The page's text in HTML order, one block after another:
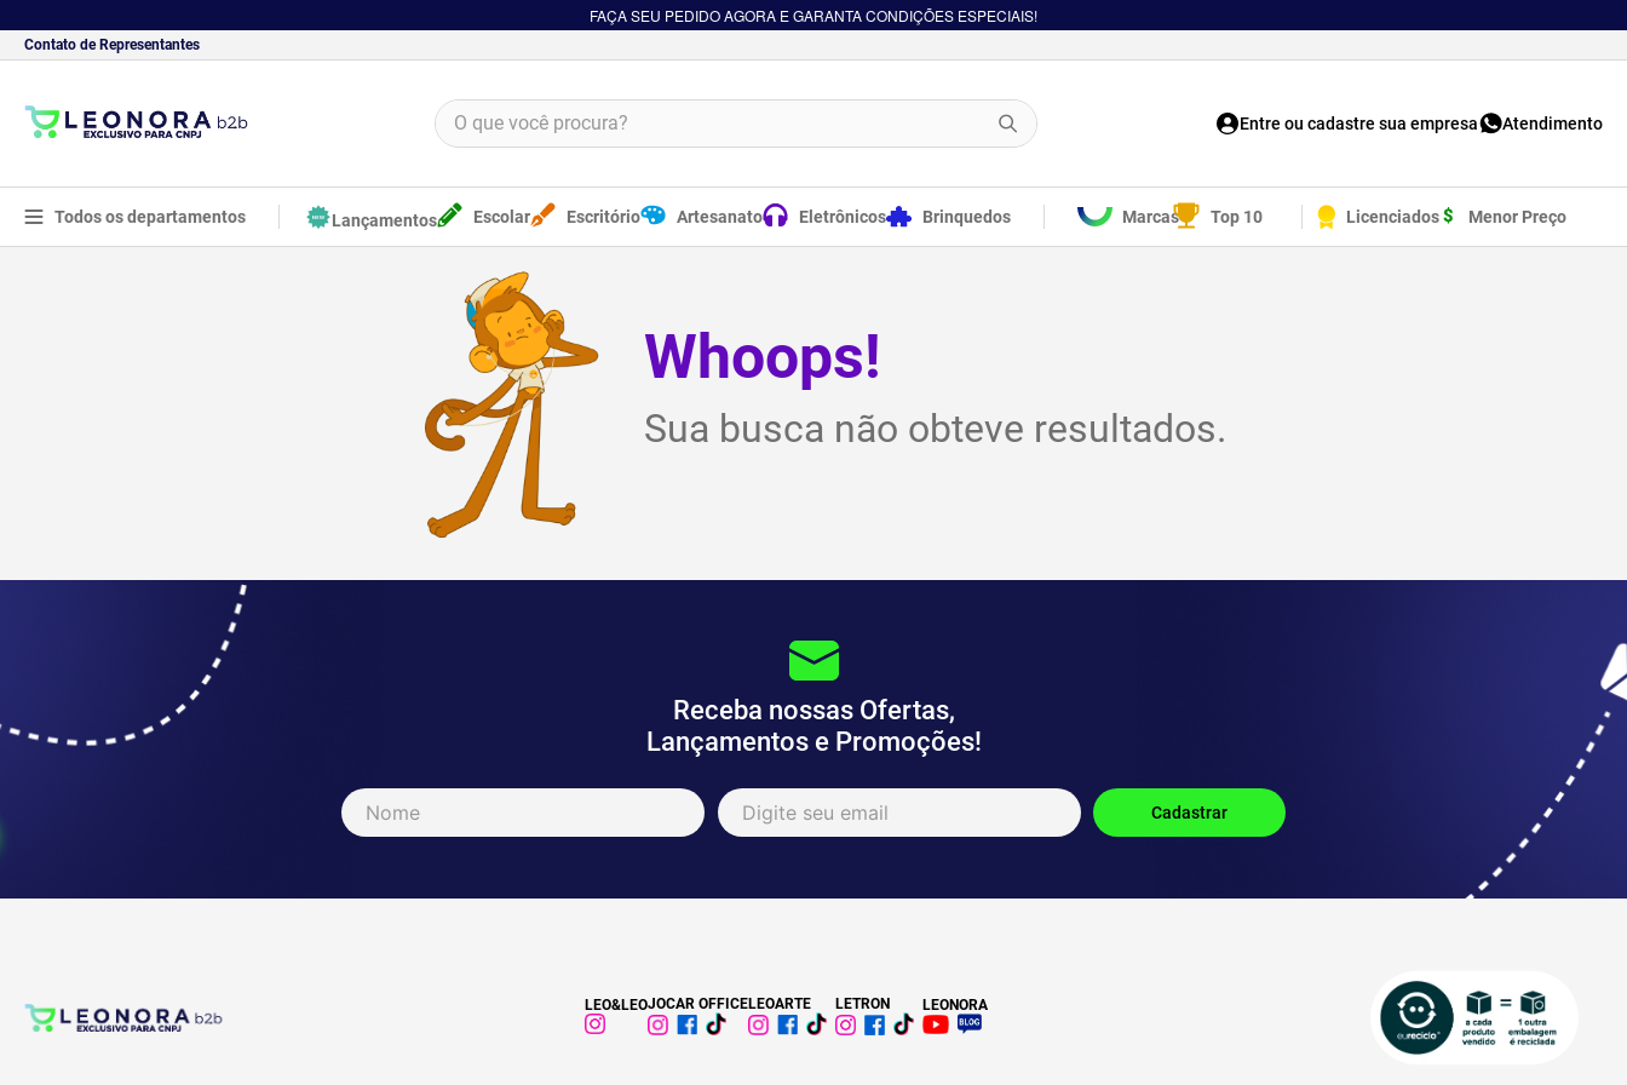
FAÇA SEU PEDIDO AGORA E GARANTA CONDIÇÕES ESPECIAIS!
Contato de Representantes
O que você procura?
Entre ou cadastre sua empresa Atendimento
Todos os departamentos Lançamentos Escolar Escritório Artesanato Eletrônicos Brinquedos Marcas Top 10 Licenciados Menor Preço
Whoops!
Sua busca não obteve resultados.
Receba nossas Ofertas,
Lançamentos e Promoções!
LEO&LEOJOCAR OFFICELEOARTE LETRON LEONORA
borracha
2º
apontador